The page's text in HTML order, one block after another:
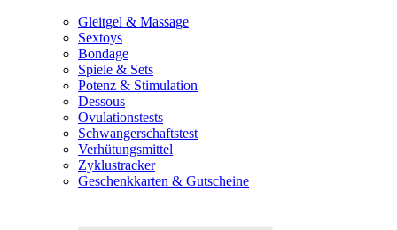
Gleitgel & Massage
Sextoys
Bondage
Spiele & Sets
Potenz & Stimulation
Dessous
Ovulationstests
Schwangerschaftstest
Verhütungsmittel
Zyklustracker
Geschenkkarten & Gutscheine